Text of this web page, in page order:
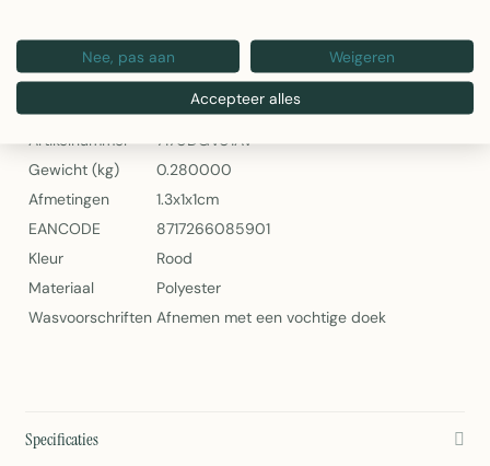
Banner Fabiola 75x180 cm – 2Lif
Specificaties
Artikelnummer
7170DGV01AV
Gewicht (kg)
0.280000
Afmetingen
1.3x1x1cm
EANCODE
8717266085901
Kleur
Rood
Materiaal
Polyester
Wasvoorschriften Afnemen met een vochtige doek
Specificaties
Nee, pas aan Weigeren
Accepteer alles